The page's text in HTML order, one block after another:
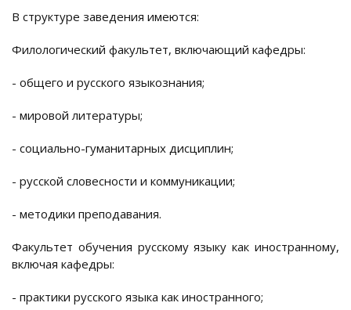
В структуре заведения имеются:
Филологический факультет, включающий кафедры:
- общего и русского языкознания;
- мировой литературы;
- социально-гуманитарных дисциплин;
- русской словесности и коммуникации;
- методики преподавания.
Факультет обучения русскому языку как иностранному,
включая кафедры:
- практики русского языка как иностранного;